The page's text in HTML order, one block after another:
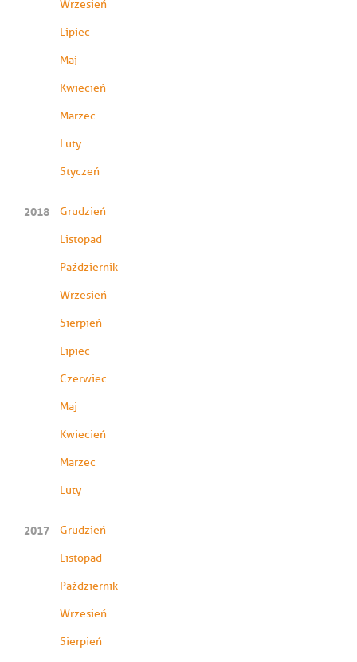
Wrzesień
Lipiec
Maj
Kwiecień
Marzec
Luty
Styczeń
2018 Grudzień
Listopad
Październik
Wrzesień
Sierpień
Lipiec
Czerwiec
Maj
Kwiecień
Marzec
Luty
2017 Grudzień
Listopad
Październik
Wrzesień
Sierpień